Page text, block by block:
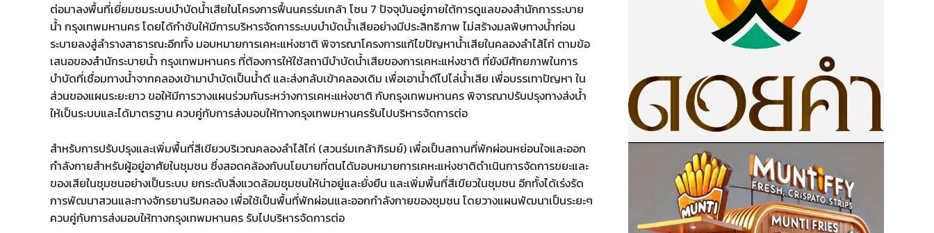
ต่อมาลงพื้นที่เยี่ยมชมระบบบำบัดน้ำเสียในโครงการฟื้นนครร่มเกล้า โซน 7 ปัจจุบันอยู่ภายใต้การดูแลของสำนักการระบาย
น้ำ กรุงเทพมหานคร โดยได้กำชับให้มีการบริหารจัดการระบบบำบัดน้ำเสียอย่างมีประสิทธิภาพ ไม่สร้างมลพิษทางน้ำก่อน
ระบายลงสู่ลำรางสาธารณะอีกทั้ง มอบหมายการเคหะแห่งชาติ พิจารณาโครงการแก้ไขปัญหาน้ำเสียในคลองลำไส้ไก่ ตามข้อ
เสนอของสำนักระบายน้ำ กรุงเทพมหานคร ที่ต้องการให้ใช้สถานีบำบัดน้ำเสียของการเคหะแห่งชาติ ที่ยังมีศักยภาพในการ
บำบัดที่เชื่อมทางน้ำจากคลองเข้ามาบำบัดเป็นน้ำดี และส่งกลับเข้าคลองเดิม เพื่อเอาน้ำดีไปไล่น้ำเสีย เพื่อบรรเทาปัญหา ใน
ส่วนของแผนระยะยาว ขอให้มีการวางแผนร่วมกันระหว่างการเคหะแห่งชาติ กับกรุงเทพมหานคร พิจารณาปรับปรุงทางส่งน้ำ
ให้เป็นระบบและได้มาตรฐาน ควบคู่กับการส่งมอบให้ทางกรุงเทพมหานครรับไปบริหารจัดการต่อ
สำหรับการปรับปรุงและเพิ่มพื้นที่สีเขียวบริเวณคลองลำไส้ไก่ (สวนร่มเกล้าภิรมย์) เพื่อเป็นสถานที่พักผ่อนหย่อนใจและออก
กำลังกายสำหรับผู้อยู่อาศัยในชุมชน ซึ่งสอดคล้องกับนโยบายที่ตนได้มอบหมายการเคหะแห่งชาติดำเนินการจัดการขยะและ
ของเสียในชุมชนอย่างเป็นระบบ ยกระดับสิ่งแวดล้อมชุมชนให้น่าอยู่และยั่งยืน และเพิ่มพื้นที่สีเขียวในชุมชน อีกทั้งได้เร่งรัด
การพัฒนาสวนและทางจักรยานริมคลอง เพื่อใช้เป็นพื้นที่พักผ่อนและออกกำลังกายของชุมชน โดยวางแผนพัฒนาเป็นระยะๆ
ควบคู่กับการส่งมอบให้ทางกรุงเทพมหานคร รับไปบริหารจัดการต่อ